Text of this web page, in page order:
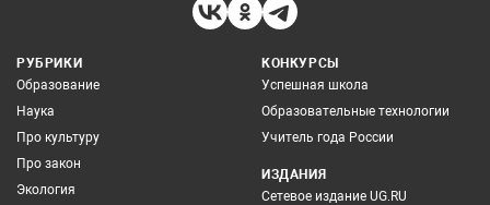
РУБРИКИ
Образование
Наука
Про культуру
Про закон
Экология
КОНКУРСЫ
Успешная школа
Образовательные технологии
Учитель года России
ИЗДАНИЯ
Сетевое издание UG.RU